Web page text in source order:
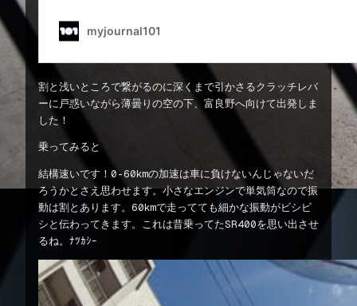
割と浅いところで繋がるのに深くまで引かさるクラッチレバ
ーに戸惑いながら薄曇りの空の下、富良野へ向けて出発しま
した！
乗ってみると
結構速いです！0-60kmの加速は車に負けないんじゃないだ
ろうかとさえ思わせます。小さなエンジンで単気筒なので振
動は割とあります。60kmで走ってても細かな振動がビシビ
シと伝わってきます。これは昔乗ってたSR400を思い出させ
るね。ﾅﾂｶｼｰ